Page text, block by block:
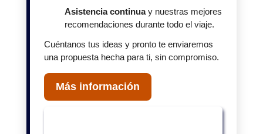
Asistencia continuay nuestras mejores
recomendaciones durante todo el viaje.
Cuéntanos tus ideas y pronto te enviaremos
una propuesta hecha para ti, sin compromiso.
Más información